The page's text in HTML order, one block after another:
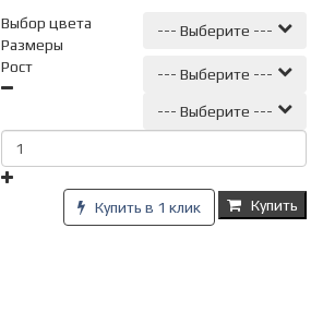
Выбор цвета
--- Выберите ---
Размеры
--- Выберите ---
Рост
--- Выберите ---
Купить в 1 клик Купить